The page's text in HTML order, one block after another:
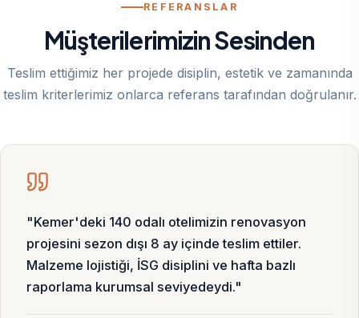
REFERANSLAR
Müşterilerimizin Sesinden
Teslim ettiğimiz her projede disiplin, estetik ve zamanında
teslim kriterlerimiz onlarca referans tarafından doğrulanır.
"Kemer'deki 140 odalı otelimizin renovasyon
projesini sezon dışı 8 ay içinde teslim ettiler.
Malzeme lojistiği, İSG disiplini ve hafta bazlı
raporlama kurumsal seviyedeydi."